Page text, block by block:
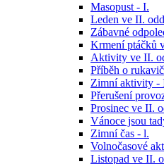
Masopust - I.
Leden ve II.
Zábavné
Krmení ptáčků
Aktivity ve II.
Příběh o
Zimní aktivity -
Přerušení
Prosinec ve II.
Vánoce jsou
Zimní čas - l.
Volnočasové
Listopad ve II.